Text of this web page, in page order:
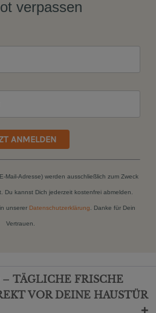
verpassen
ANMELDEN
Mail-Adresse) werden ausschließlich zum Zweck
Du kannst Dich jederzeit kostenfrei abmelden.
unserer Datenschutzerklärung . Danke für Dein
Vertrauen.
– TÄGLICHE FRISCHE
VOR DEINE HAUSTÜR